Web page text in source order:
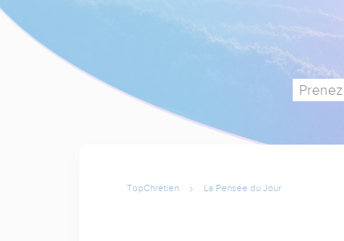
TopChrétien La Pensée du Jour